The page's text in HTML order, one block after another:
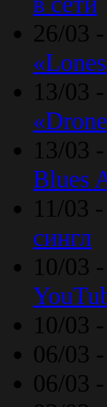
26/03 -
13/03 -
13/03 -
Blues
11/03 -
сингл
10/03 -
10/03 -
06/03 -
06/03 -